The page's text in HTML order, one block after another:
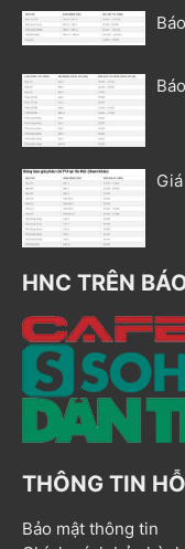
HNC TRÊN
THÔNG TIN
Bảo mật thông tin